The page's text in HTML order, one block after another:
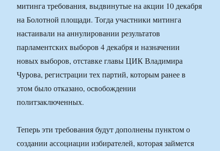
митинга требования, выдвинутые на акции 10 декабря
на Болотной площади. Тогда участники митинга
настаивали на аннулировании результатов
парламентских выборов 4 декабря и назначении
новых выборов, отставке главы ЦИК Владимира
Чурова, регистрации тех партий, которым ранее в
этом было отказано, освобождении
политзаключенных.
Теперь эти требования будут дополнены пунктом о
создании ассоциации избирателей, которая займется